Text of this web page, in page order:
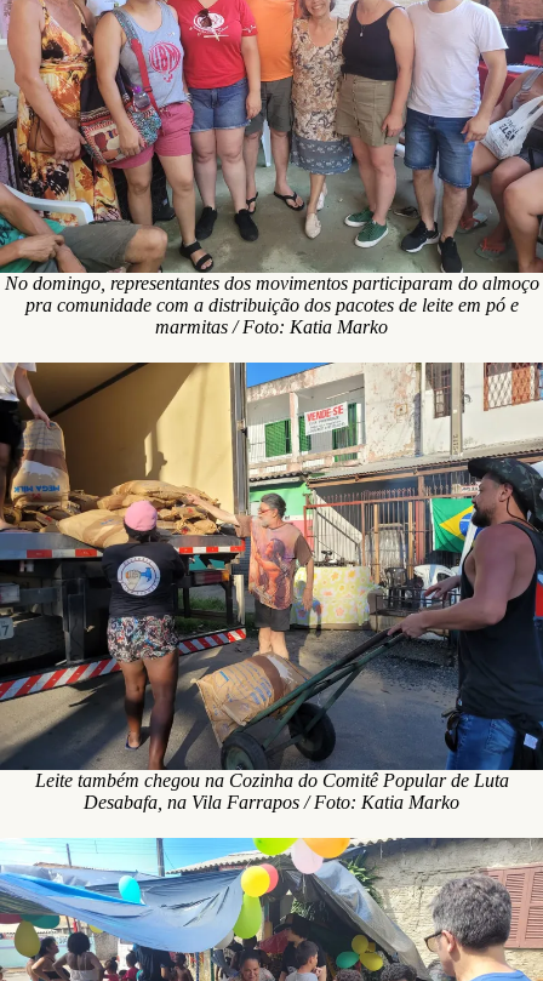
No domingo, representantes dos movimentos participaram do almoço
pra comunidade com a distribuição dos pacotes de leite em pó e
marmitas / Foto: Katia Marko
Leite também chegou na Cozinha do Comitê Popular de Luta
Desabafa, na Vila Farrapos / Foto: Katia Marko